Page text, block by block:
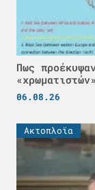
Πως
06.08.26
Ακτοπλοϊα